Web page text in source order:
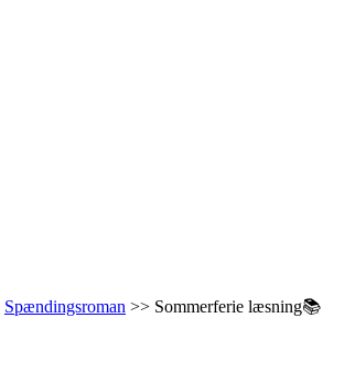
Spændingsroman >> Sommerferie læsning📚